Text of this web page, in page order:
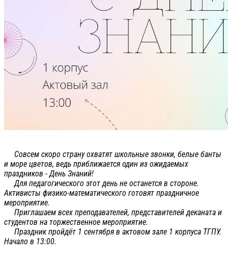
Совсем скоро страну охватят школьные звонки, белые банты
и море цветов, ведь приближается один из ожидаемых
праздников - День Знаний!
Для педагогического этот день не останется в стороне.
Активисты физико-математического готовят праздничное
мероприятие.
Приглашаем всех преподавателей, представителей деканата и
студентов на торжественное мероприятие.
Праздник пройдёт 1 сентября в актовом зале 1 корпуса ТГПУ.
Начало в 13:00.